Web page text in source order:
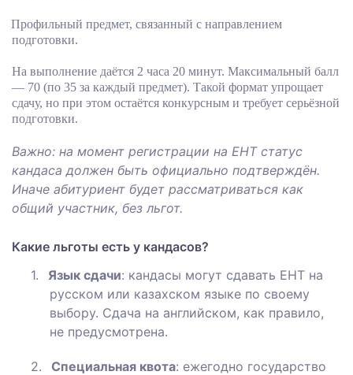
Профильный предмет, связанный с направлением
подготовки.
На выполнение даётся 2 часа 20 минут. Максимальный балл
— 70 (по 35 за каждый предмет). Такой формат упрощает
сдачу, но при этом остаётся конкурсным и требует серьёзной
подготовки.
Важно: на момент регистрации на ЕНТ статус
кандаса должен быть официально подтверждён.
Иначе абитуриент будет рассматриваться как
общий участник, без льгот.
Какие льготы есть у кандасов?
1.
Язык сдачи: кандасы могут сдавать ЕНТ на
русском или казахском языке по своему
выбору. Сдача на английском, как правило,
не предусмотрена.
2. Специальная квота: ежегодно государство